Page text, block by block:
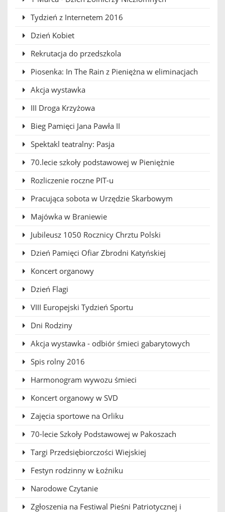
Tydzień z Internetem 2016
Dzień Kobiet
Rekrutacja do przedszkola
Piosenka: In The Rain z Pieniężna w eliminacjach
Akcja wystawka
III Droga Krzyżowa
Bieg Pamięci Jana Pawła II
Spektakl teatralny: Pasja
70.lecie szkoły podstawowej w Pieniężnie
Rozliczenie roczne PIT-u
Pracująca sobota w Urzędzie Skarbowym
Majówka w Braniewie
Jubileusz 1050 Rocznicy Chrztu Polski
Dzień Pamięci Ofiar Zbrodni Katyńskiej
Koncert organowy
Dzień Flagi
VIII Europejski Tydzień Sportu
Dni Rodziny
Akcja wystawka - odbiór śmieci gabarytowych
Spis rolny 2016
Harmonogram wywozu śmieci
Koncert organowy w SVD
Zajęcia sportowe na Orliku
70-lecie Szkoły Podstawowej w Pakoszach
Targi Przedsiębiorczości Wiejskiej
Festyn rodzinny w Łoźniku
Narodowe Czytanie
Zgłoszenia na Festiwal Pieśni Patriotycznej i